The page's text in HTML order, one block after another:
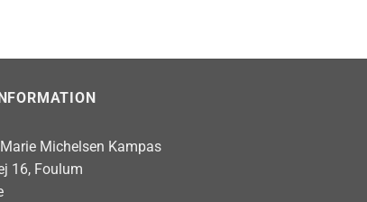
Marie Michelsen Kampas
16, Foulum